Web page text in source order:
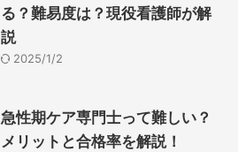
る？難易度は？現役看護師が解
説
2025/1/2
急性期ケア専門士って難しい？
メリットと合格率を解説！